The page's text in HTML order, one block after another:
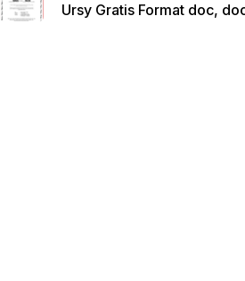
Ursy Gratis Format doc,